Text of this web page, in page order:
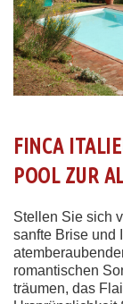
FINCA
POOL ZUR
Stellen Sie sich
sanfte Brise und
romantischen
träumen, das